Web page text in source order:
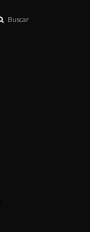
Buscar